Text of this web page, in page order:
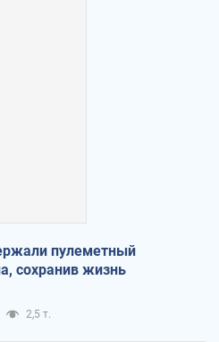
пулеметный
сохранив жизнь
2,5 т.